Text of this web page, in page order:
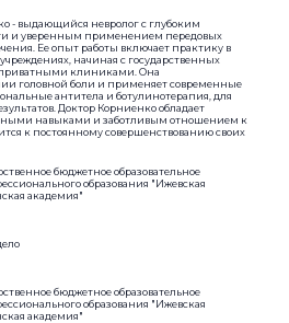
- выдающийся невролог с глубоким
и уверенным применением передовых
Ее опыт работы включает практику в
начиная с государственных
приватными клиниками. Она
головной боли и применяет современные
антитела и ботулинотерапия, для
Доктор Корниенко обладает
навыками и заботливым отношением к
к постоянному совершенствованию своих
бюджетное образовательное
образования "Ижевская
академия"
бюджетное образовательное
образования "Ижевская
академия"